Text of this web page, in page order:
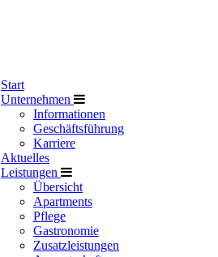
Start
Unternehmen
Informationen
Geschäftsführung
Karriere
Aktuelles
Leistungen
Übersicht
Apartments
Pflege
Gastronomie
Zusatzleistungen